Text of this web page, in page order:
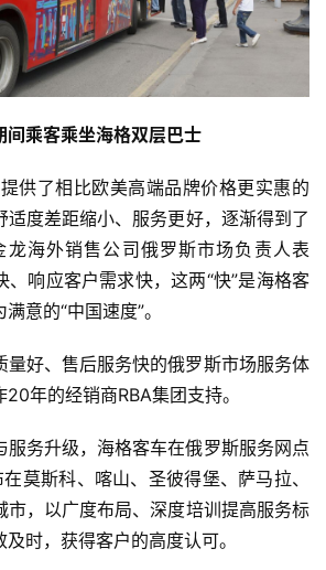
间乘客乘坐海格双层巴士
供了相比欧美高端品牌价格更实惠的
适度差距缩小、服务更好，逐渐得到了
龙海外销售公司俄罗斯市场负责人表
、响应客户需求快，这两“快”是海格客
意的“中国速度”。
量好、售后服务快的俄罗斯市场服务体
年的经销商RBA集团支持。
服务升级，海格客车在俄罗斯服务网点
莫斯科、喀山、圣彼得堡、萨马拉、
市，以广度布局、深度培训提高服务标
时，获得客户的高度认可。